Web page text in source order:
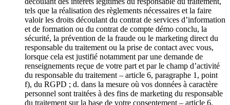
tels que la réalisation des règlements nécessaires et la faire
valoir les droits découlant du contrat de services d’information
et de formation ou du contrat de compte démo conclu, la
sécurité, la prévention de la fraude ou le marketing direct du
responsable du traitement ou la prise de contact avec vous,
lorsque cela est justifié notamment par une demande de
renseignements reçue de votre part et par le champ d’activité
du responsable du traitement – article 6, paragraphe 1, point
f), du RGPD ; d. dans la mesure où vos données à caractère
personnel sont traitées à des fins de marketing du responsable
du traitement sur la base de votre consentement – article 6,